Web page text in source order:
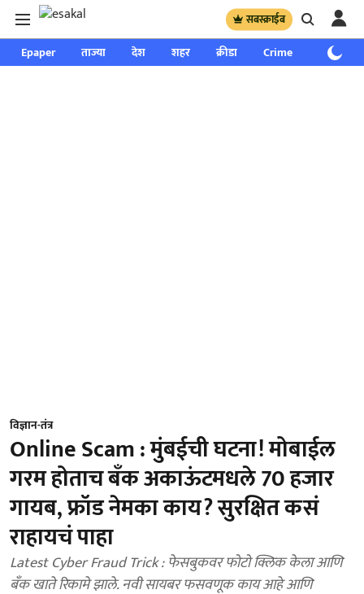
सबस्क्राईब
Epaper ताज्या देश शहर क्रीडा Crime साप्ताहिक
विज्ञान-तंत्र
Online Scam : मुंबईची घटना! मोबाईल
गरम होताच बँक अकाऊंटमधले 70 हजार
गायब, फ्रॉड नेमका काय? सुरक्षित कसं
राहायचं पाहा
Latest Cyber Fraud Trick : फेसबुकवर फोटो क्लिक केला आणि
बँक खाते रिकामे झाले. नवी सायबर फसवणूक काय आहे आणि